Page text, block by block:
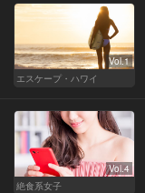
Vol.1
エスケープ・ハワイ
Vol.4
絶食系女子